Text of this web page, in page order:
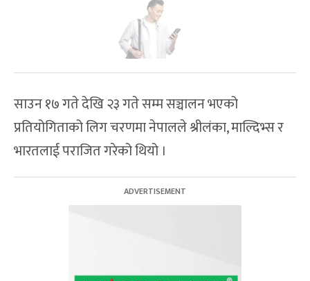
साउन १७ गते देखि २३ गते सम्म सञ्चालन भएको
प्रतियोगिताको लिग चरणमा नेपालले श्रीलंका, माल्दिभ्स र
भारतलाई पराजित गरेको थियो ।